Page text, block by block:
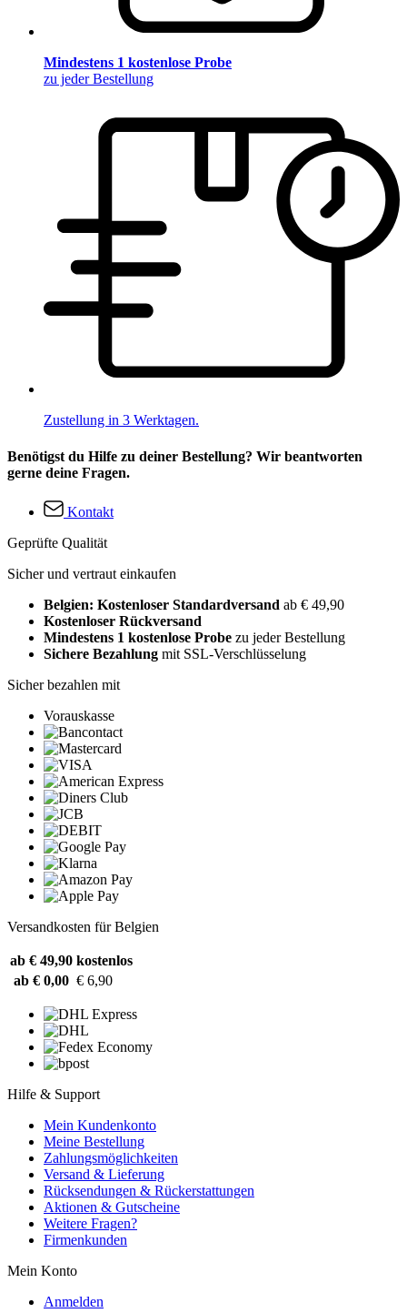
Mindestens 1 kostenlose Probe
zu jeder Bestellung
Zustellung in 3 Werktagen.
Benötigst du Hilfe zu deiner Bestellung? Wir beantworten
gerne deine Fragen.
Kontakt
Geprüfte Qualität
Sicher und vertraut einkaufen
Belgien: Kostenloser Standardversand ab € 49,90
Kostenloser Rückversand
Mindestens 1 kostenlose Probe zu jeder Bestellung
Sichere Bezahlung mit SSL-Verschlüsselung
Sicher bezahlen mit
Vorauskasse
Versandkosten für Belgien
ab € 49,90 kostenlos
ab € 0,00 € 6,90
Hilfe & Support
Mein Kundenkonto
Meine Bestellung
Zahlungsmöglichkeiten
Versand & Lieferung
Rücksendungen & Rückerstattungen
Aktionen & Gutscheine
Weitere Fragen?
Firmenkunden
Mein Konto
Anmelden